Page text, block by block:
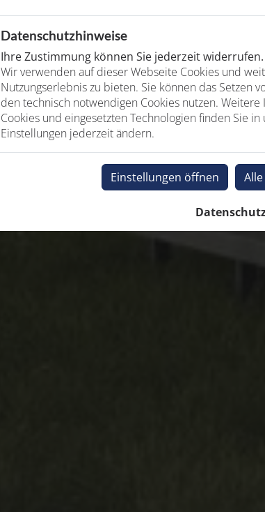
Datenschutzhinweise
Ihre Zustimmung können Sie jederzeit widerrufen.
Wir verwenden auf dieser Webseite Cookies und
Nutzungserlebnis zu bieten. Sie können das Setzen
den technisch notwendigen Cookies nutzen.
Cookies und eingesetzten Technologien finden Sie
Einstellungen jederzeit ändern.
Einstellungen öffnen